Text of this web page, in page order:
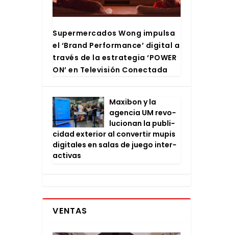
Super­mer­ca­dos Wong impul­sa
el ‘Brand Per­for­man­ce’ digi­tal a
tra­vés de la estra­te­gia ‘POWER
ON’ en Tele­vi­sión Conec­ta­da
Maxi­bon y la
agen­cia UM revo­
lu­cio­nan la publi­
ci­dad exte­rior al con­ver­tir mupis
digi­ta­les en salas de jue­go inter­
ac­ti­vas
VENTAS